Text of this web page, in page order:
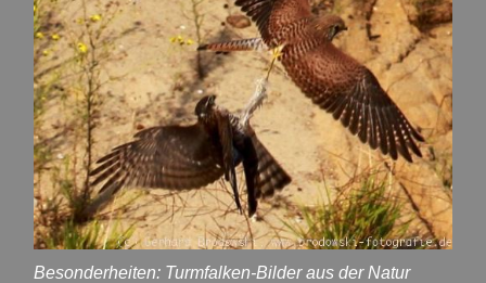
Besonderheiten: Turmfalken-Bilder aus der Natur